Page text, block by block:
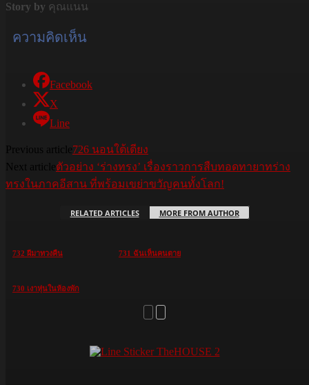
Story by คุณแนน
ความคิดเห็น
Facebook
X
Line
Previous article726 นอนใต้เตียง
Next articleตัวอย่าง ‘ร่างทรง’ เรื่องราวการสืบทอดทายาทร่าง
ทรงในภาคอีสาน ที่พร้อมเขย่าขวัญคนทั้งโลก!
RELATED ARTICLES MORE FROM AUTHOR
732 ผีมาทวงคืน 731 ฉันเห็นคนตาย
730 เงาหุ่นในห้องพัก